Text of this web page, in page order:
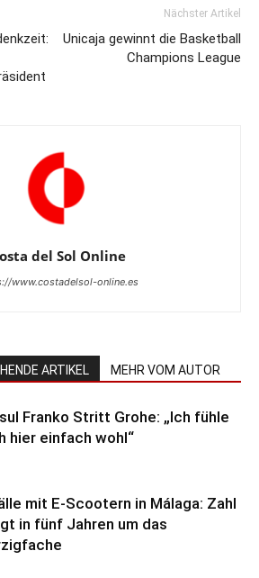
Nächster Artikel
Unicaja gewinnt die Basketball
Champions League
del Sol Online
www.costadelsol-online.es
ARTIKEL MEHR VOM AUTOR
Franko Stritt Grohe: „Ich fühle
hier einfach wohl“
mit E-Scootern in Málaga: Zahl
in fünf Jahren um das